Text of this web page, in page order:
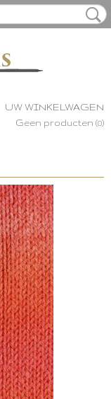
UW WINKELWAGEN
Geen producten (0)